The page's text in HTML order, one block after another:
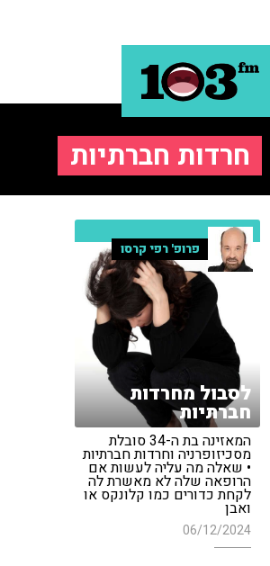
חרדות חברתיות
פרופ' רפי קרסו
לסבול מחרדות
חברתיות
המאזינה בת ה-34 סובלת
מסכיזופרניה וחרדות חברתיות
• שאלה מה עליה לעשות אם
הרופאה שלה לא מאשרת לה
לקחת כדורים כמו קלונקס או
ואבן
06/12/2024